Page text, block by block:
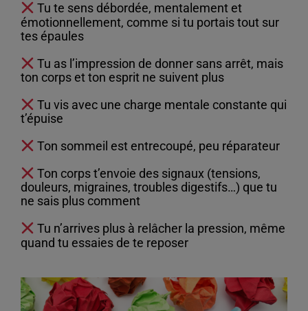
Tu te sens débordée, mentalement et
émotionnellement, comme si tu portais tout sur
tes épaules
Tu as l’impression de donner sans arrêt, mais
ton corps et ton esprit ne suivent plus
Tu vis avec une charge mentale constante qui
t’épuise
Ton sommeil est entrecoupé, peu réparateur
Ton corps t’envoie des signaux (tensions,
douleurs, migraines, troubles digestifs…) que tu
ne sais plus comment
Tu n’arrives plus à relâcher la pression, même
quand tu essaies de te reposer